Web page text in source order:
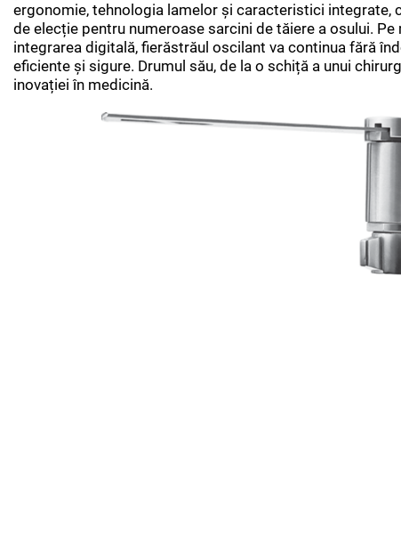
ergonomie, tehnologia lamelor și caracteristici
de elecție pentru numeroase sarcini de tăiere a osului.
integrarea digitală, fierăstrăul oscilant va continua fără
eficiente și sigure. Drumul său, de la o schiță a unui
inovației în medicină.